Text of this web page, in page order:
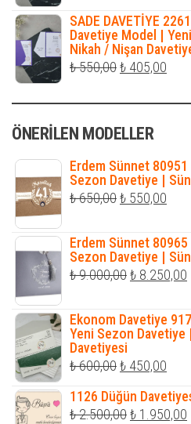
fiyat:
₺ 490,00.fiyat:
₺
SADE DAVETİYE
Davetiye Model |
Nikah / Nişan
₺550,00Orijinal
₺ 405,00
ÖNERILEN MODELLER
Erdem Sünnet
Sezon Davetiye |
₺650,00Orijinal
₺ 650,00.
₺ 550,00
fiyat:
₺
Erdem Sünnet
Sezon Davetiye |
₺9.000,00Orijinal
₺ 9.000,00.
₺ 8.250,00
Ekonom Davetiye
Yeni Sezon Davetiye
Davetiyesi
₺600,00Orijinal
fiyat:
₺ 600,00.
₺ 450,00
fiyat:
1126 Düğün
₺2.500,00Orijinal
₺ 1.950,00